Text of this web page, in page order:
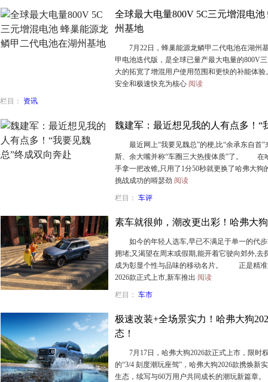
全球最大电量800V 5C三元增混电
州基地
7月22日，蜂巢能源龙鳞甲二代电池在湖州
甲电池迭代版，是全球已量产最大电量的800V
大的拓宽了增混用户使用范围和更快的补能
安全和极速快充为核心 阅读
栏目： 资讯
魏建军：最近想见我的人有点多！“
最近网上“我要见魏总”的梗,比“余承东自首”
斯、余大嘴并称“车圈三大热搜体质”了。 在
手拿一把改锥,只用了1分50秒就更换了哈弗大
挑战成功的嘚瑟劲 阅读
栏目： 车评
素车就很帅，潮改更出彩！哈弗大
如今的年轻人选车,早已不满足于单一的代步
拥堵;又渴望在周末或假期,能开着它驶向郊外,
成为彰显个性与品味的移动名片。 正是精准
2026款正式上市,新车推出 阅读
栏目： 车市
极速改装+全场景实力！哈弗大狗
态！
7月17日，哈弗大狗2026款正式上市，限时
的“3/4 刻度潮玩座驾”，哈弗大狗2026款携焕
生态，续写与60万用户共同成长的潮玩新篇